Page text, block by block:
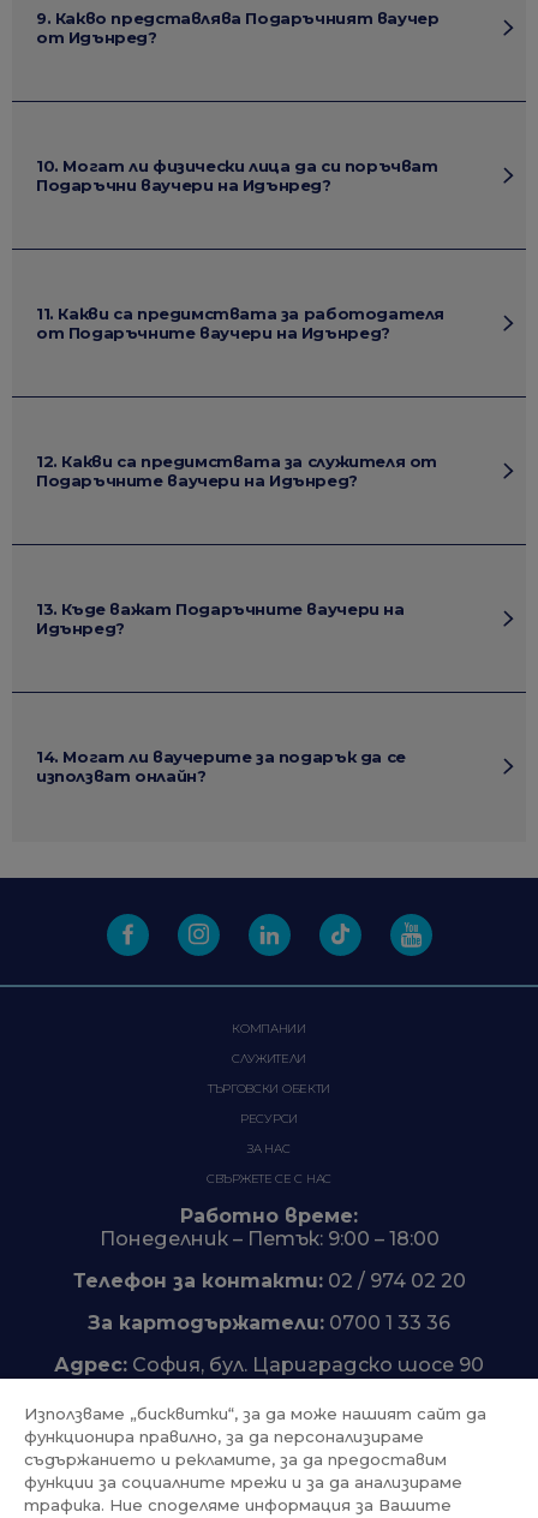
9. Какво представлява Подаръчният ваучер
от Идънред?
10. Могат ли физически лица да си поръчват
Подаръчни ваучери на Идънред?
11. Какви са предимствата за работодателя
от Подаръчните ваучери на Идънред?
12. Какви са предимствата за служителя от
Подаръчните ваучери на Идънред?
13. Къде важат Подаръчните ваучери на
Идънред?
14. Могат ли ваучерите за подарък да се
използват онлайн?
КОМПАНИИ
СЛУЖИТЕЛИ
ТЪРГОВСКИ ОБЕКТИ
РЕСУРСИ
ЗА НАС
СВЪРЖЕТЕ СЕ С НАС
Работно време:
Понеделник – Петък: 9:00 – 18:00
Телефон за контакти:02 / 974 02 20
За картодържатели: 0700 1 33 36
Адрес: София, бул. Цариградско шосе 90
Trustpilot
Използваме „бисквитки“, за да може нашият сайт да
функционира правилно, за да персонализираме
съдържанието и рекламите, за да предоставим
функции за социалните мрежи и за да анализираме
трафика. Ние споделяме информация за Вашите